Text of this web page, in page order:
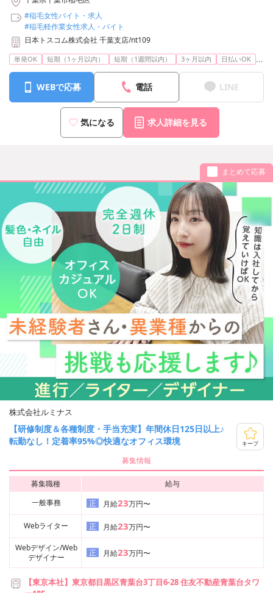
#稲毛女性バイト・求人
#稲毛軽作業女性求人・バイト
日本トスコム株式会社 千葉支店/nt109
単発OK 短期（1ヶ月以内） 短期（1週間以内） 3ヶ月以内 日払いOK ...
WEBで応募 電話 LINE
気になる 求人詳細を見る
まとめて応募
株式会社ルミナス
【研修制度＆各種制度・手当充実】年間休日125日以上♪
転勤なし！定着率95%◎快適なオフィス環境
キープ
募集情報
募集職種
給与
一般事務
正 月給23万円〜
Webライター 正 月給23万円〜
Webデザイン/Web
デザイナー
正 月給23万円〜
【東京本社】東京都目黒区青葉台3丁目6-28 住友不動産青葉台タワ